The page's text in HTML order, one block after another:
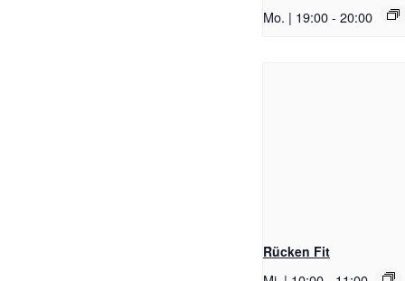
Mo. | 19:00- 20:00
Rücken Fit